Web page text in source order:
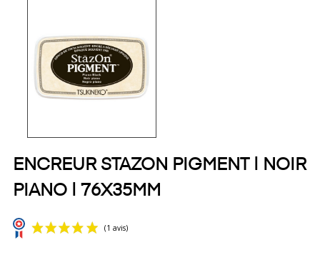
ENCREUR STAZON PIGMENT | NOIR
PIANO | 76X35MM